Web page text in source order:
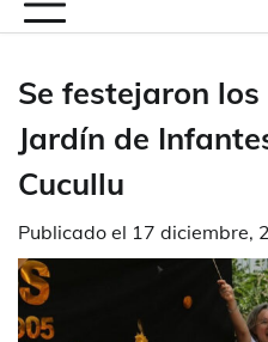
Se festejaron
Jardín de
Cucullu
Publicado el 17 diciembre,